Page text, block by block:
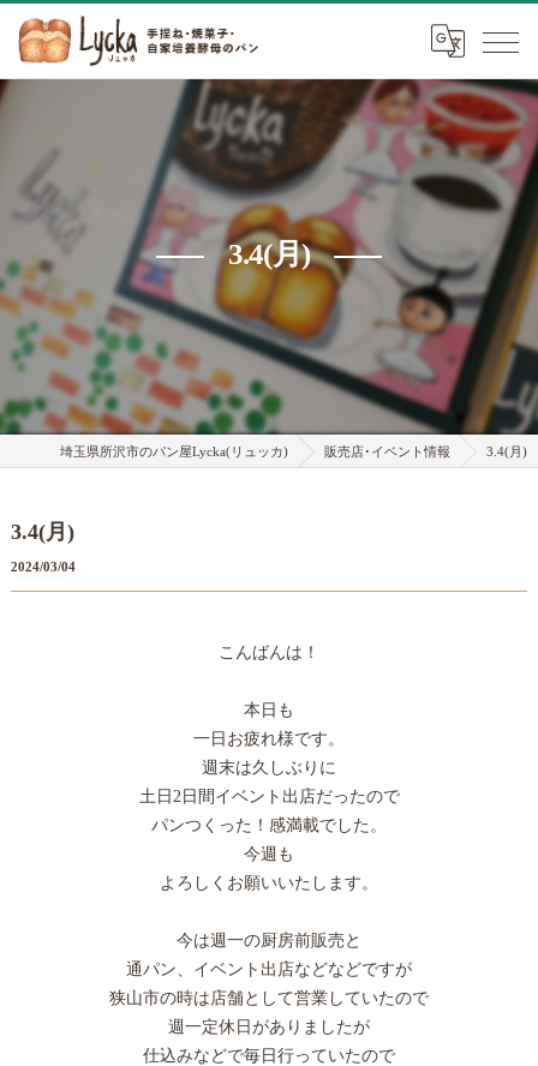
3.4(月)
埼玉県所沢市のパン屋Lycka(リュッカ) 販売店･イベント情報 3.4(月)
3.4(月)
2024/03/04
こんばんは！
本日も
一日お疲れ様です。
週末は久しぶりに
土日2日間イベント出店だったので
パンつくった！感満載でした。
今週も
よろしくお願いいたします。
今は週一の厨房前販売と
通パン、イベント出店などなどですが
狭山市の時は店舗として営業していたので
週一定休日がありましたが
仕込みなどで毎日行っていたので